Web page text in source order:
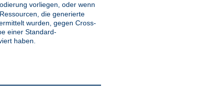
vorliegen, oder wenn
die generierte
wurden, gegen Cross-
einer Standard-
haben.